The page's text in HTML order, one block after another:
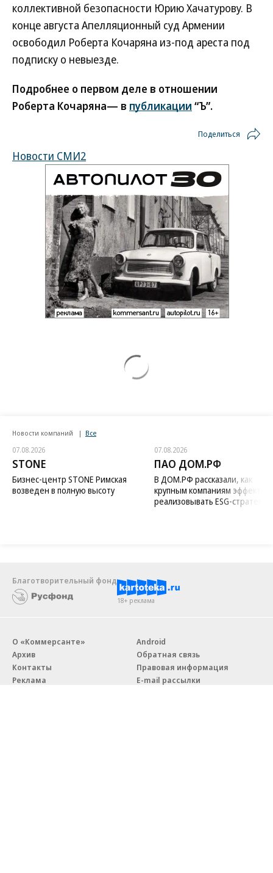
коллективной безопасности Юрию Хачатурову. В
конце августа Апелляционный суд Армении
освободил Роберта Кочаряна из-под ареста под
подписку о невыезде.
Подробнее о первом деле в отношении
Роберта Кочаряна— в публикации “Ъ”.
Поделиться
Новости СМИ2
Новости компаний Все
07.08.2026
STONE
Бизнес-центр STONE Римская
возведен в полную высоту
07.08.2026
ПАО ДОМ.РФ
В ДОМ.РФ рассказали, как
крупным компаниям
реализовывать ESG-стратегию
Благотворительный фонд
18+ реклама
О «Коммерсанте»
Архив
Контакты
Реклама
Android
Обратная связь
Правовая информация
E-mail рассылки